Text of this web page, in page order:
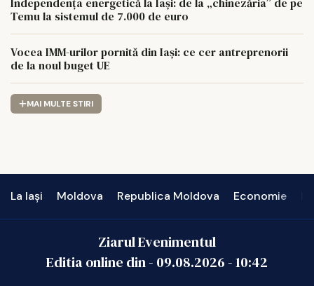
Temu la sistemul de 7.000 de euro
Vocea IMM-urilor pornită din Iași: ce cer antreprenorii
de la noul buget UE
MAI MULTE STIRI
La Iași Moldova Republica Moldova Economie
Ziarul Evenimentul
Editia online din - 09.08.2026-10:42